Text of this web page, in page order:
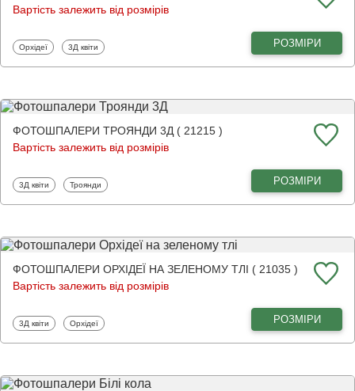
Вартість залежить від розмірів
Фотошпалери
Орхідеї Фотошпалери
3Д квіти РОЗМІРИ
ФОТОШПАЛЕРИ ТРОЯНДИ 3Д ( 21215 )
Вартість залежить від розмірів
Фотошпалери
3Д квіти Фотошпалери
Троянди РОЗМІРИ
ФОТОШПАЛЕРИ ОРХІДЕЇ НА ЗЕЛЕНОМУ ТЛІ ( 21035 )
Вартість залежить від розмірів
Фотошпалери
3Д квіти Фотошпалери
Орхідеї РОЗМІРИ